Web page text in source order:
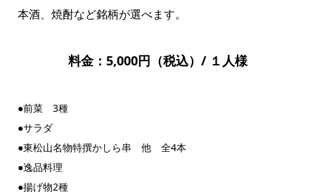
本酒、焼酎など銘柄が選べます。
料金：5,000円（税込）/ １人様
●前菜 3種
●サラダ
●東松山名物特撰かしら串 他 全4本
●逸品料理
●揚げ物2種